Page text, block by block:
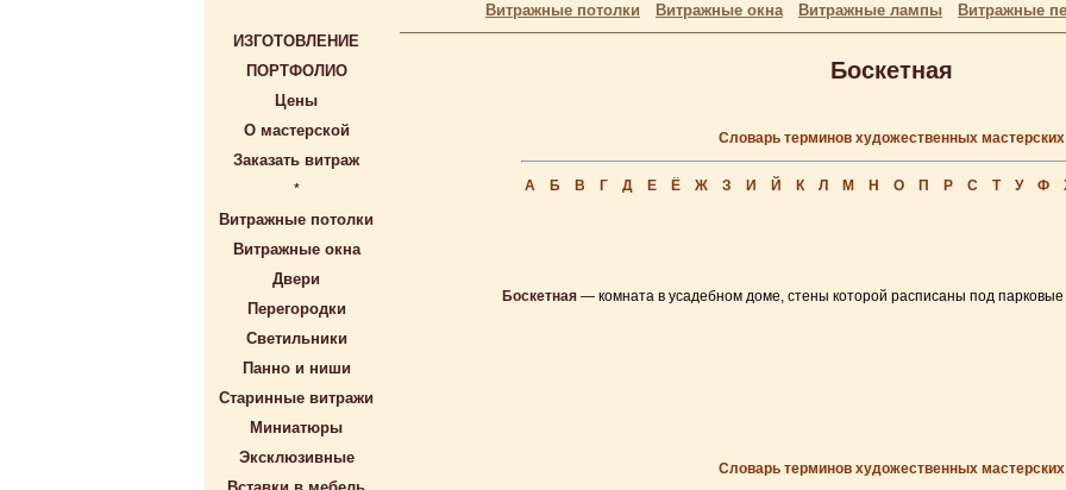
Витражные потолки Витражные окна Витражные лампы Витражные
ИЗГОТОВЛЕНИЕ
ПОРТФОЛИО
Цены
О мастерской
Заказать витраж
*
Витражные потолки
Витражные окна
Двери
Перегородки
Светильники
Панно и ниши
Старинные витражи
Миниатюры
Эксклюзивные
Боскетная
Словарь терминов художественных мастерских
А Б В Г Д Е Ё Ж З И Й К Л М Н О П Р С Т У Ф
Боскетная — комната в усадебном доме, стены которой расписаны под
Словарь терминов художественных мастерских